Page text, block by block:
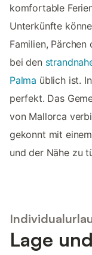
komfortable
Unterkünfte
Familien,
bei den
Palma üblich ist.
perfekt. Das
von Mallorca
gekonnt mit
und der Nähe zu
Lage